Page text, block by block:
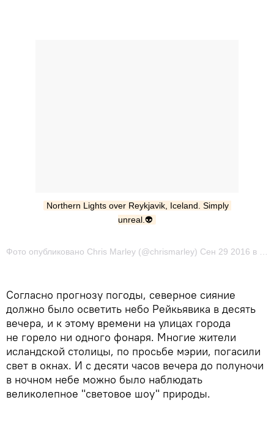
Northern Lights over Reykjavik, Iceland. Simply
unreal.👽
Согласно прогнозу погоды, северное сияние
должно было осветить небо Рейкьявика в десять
вечера, и к этому времени на улицах города
не горело ни одного фонаря. Многие жители
исландской столицы, по просьбе мэрии, погасили
свет в окнах. И с десяти часов вечера до полуночи
в ночном небе можно было наблюдать
великолепное "световое шоу" природы.